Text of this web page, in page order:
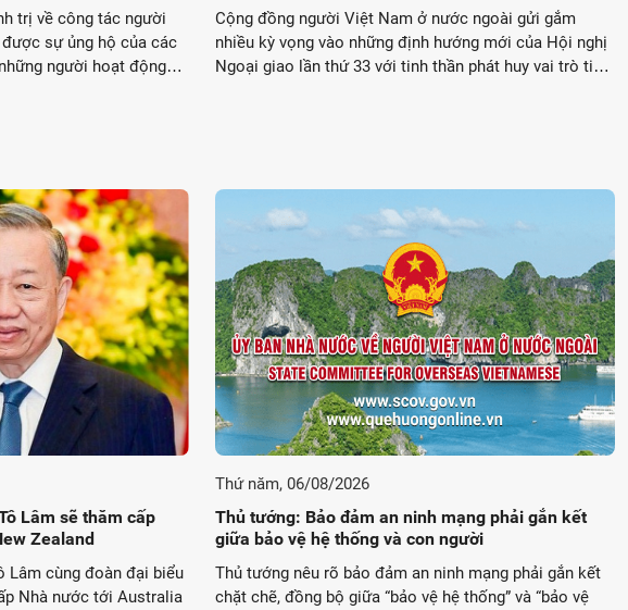
trị về công tác người
sự ủng hộ của các
người hoạt động
Cộng đồng người Việt Nam ở nước ngoài gửi gắm
nhiều kỳ vọng vào những định hướng mới của Hội nghị
Ngoại giao lần thứ 33 với tinh thần phát huy vai trò tiên
Lâm sẽ thăm cấp
Zealand
Lâm cùng đoàn đại biểu
Nhà nước tới Australia
Thứ năm, 06/08/2026
Thủ tướng: Bảo đảm an ninh mạng phải gắn kết
giữa bảo vệ hệ thống và con người
Thủ tướng nêu rõ bảo đảm an ninh mạng phải gắn kết
chặt chẽ, đồng bộ giữa “bảo vệ hệ thống” và “bảo vệ